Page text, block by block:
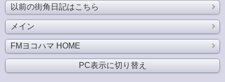
以前の街角日記はこちら
メイン
FMヨコハマ HOME
PC表示に切り替え